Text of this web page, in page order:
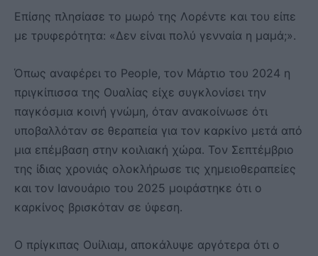
Επίσης πλησίασε το μωρό της Λορέντε και του είπε
με τρυφερότητα: «Δεν είναι πολύ γενναία η μαμά;».
Όπως αναφέρει το People, τον Μάρτιο του 2024 η
πριγκίπισσα της Ουαλίας είχε συγκλονίσει την
παγκόσμια κοινή γνώμη, όταν ανακοίνωσε ότι
υποβαλλόταν σε θεραπεία για τον καρκίνο μετά από
μια επέμβαση στην κοιλιακή χώρα. Τον Σεπτέμβριο
της ίδιας χρονιάς ολοκλήρωσε τις χημειοθεραπείες
και τον Ιανουάριο του 2025 μοιράστηκε ότι ο
καρκίνος βρισκόταν σε ύφεση.
Ο πρίγκιπας Ουίλιαμ, αποκάλυψε αργότερα ότι ο